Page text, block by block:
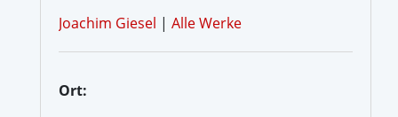
Joachim Giesel | Alle Werke
Ort: